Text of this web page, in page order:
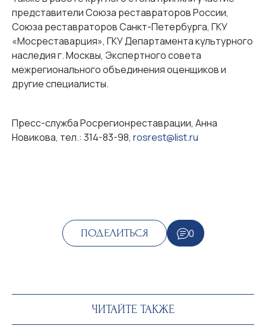
представители Союза реставраторов России,
Союза реставраторов Санкт-Петербурга, ГКУ
«Мосреставарция», ГКУ Департамента культурного
наследия г. Москвы, Экспертного совета
межрегионального объединения оценщиков и
другие специалисты.
Пресс-служба Росрегионреставрации, Анна
Новикова, тел.: 314-83-98, rosrest@list.ru
ПОДЕЛИТЬСЯ 0
ЧИТАЙТЕ ТАКЖЕ